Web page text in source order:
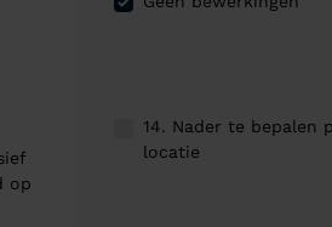
op
14. Nader te bepalen
locatie